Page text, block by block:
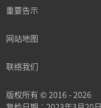
重要告示
网站地图
联络我们
版权所有 ©2016 - 2026